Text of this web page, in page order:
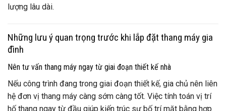
lượng lâu dài.
Những lưu ý quan trọng trước khi lắp đặt thang máy gia
đình
Nên tư vấn thang máy ngay từ giai đoạn thiết kế nhà
Nếu công trình đang trong giai đoạn thiết kế, gia chủ nên liên
hệ đơn vị thang máy càng sớm càng tốt. Việc tính toán vị trí
hố thang ngay từ đầu giúp kiến trúc sư bố trí mặt bằng hợp